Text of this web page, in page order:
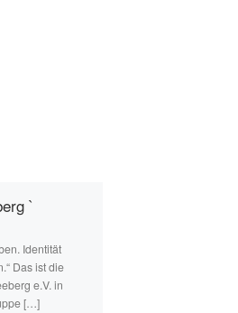
`
Identität
Das ist die
e.V. in
[…]